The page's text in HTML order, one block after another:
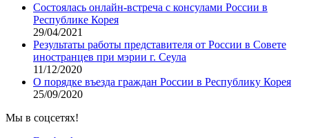
Состоялась онлайн-встреча с консулами России в
Республике Корея
29/04/2021
Результаты работы представителя от России в Совете
иностранцев при мэрии г. Сеула
11/12/2020
О порядке въезда граждан России в Республику Корея
25/09/2020
Мы в соцсетях!